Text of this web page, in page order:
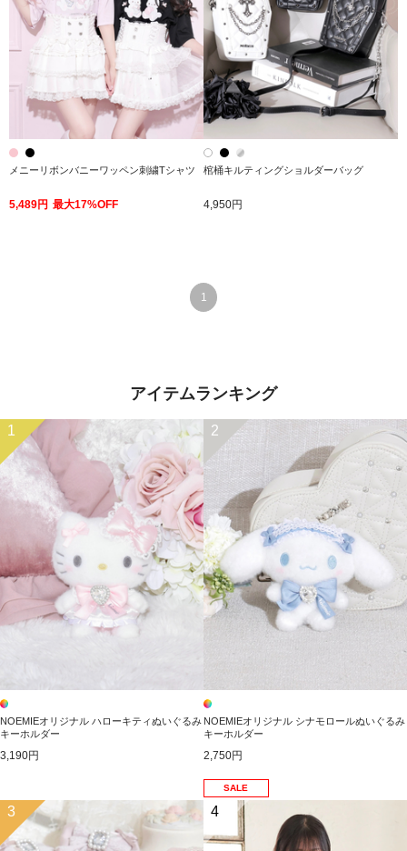
メニーリボンバニーワッペン刺繍Tシャツ
5,489円 最大17%OFF
棺桶キルティングショルダーバッグ
4,950円
1
アイテムランキング
1
NOEMIEオリジナル ハローキティぬいぐるみ
キーホルダー
3,190円
2
NOEMIEオリジナル シナモロールぬいぐるみ
キーホルダー
2,750円
3
SALE
4